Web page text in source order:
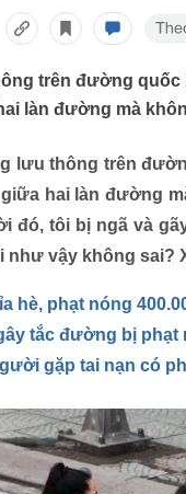
trên đường quốc
làn đường mà
lưu thông trên
giữa hai làn đường
đó, tôi bị ngã và
như vậy không
hè, phạt nóng
tắc đường bị phạt
gặp tai nạn có